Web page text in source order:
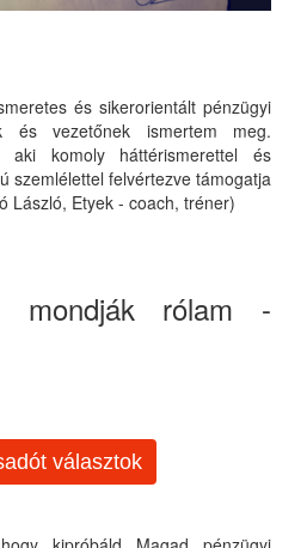
és sikerorientált pénzügyi
és vezetőnek ismertem meg.
aki komoly háttérismerettel és
szemlélettel felvértezve támogatja
László, Etyek - coach, tréner)
mondják rólam -
választok